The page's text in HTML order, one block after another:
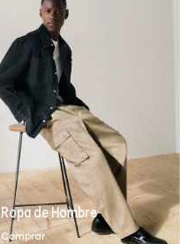
Ropa de Hombre
Comprar